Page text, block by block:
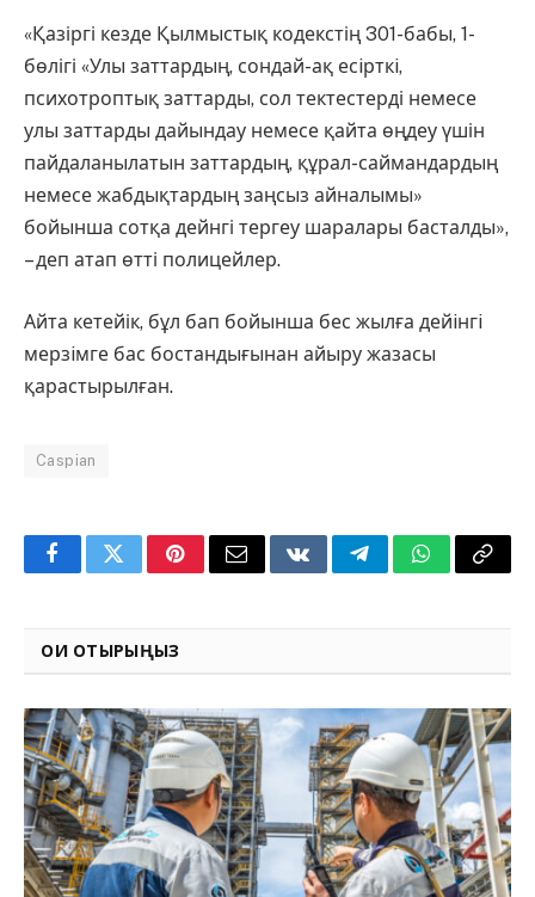
«Қазіргі кезде Қылмыстық кодекстің 301-бабы, 1-
бөлігі «Улы заттардың, сондай-ақ есiрткi,
психотроптық заттарды, сол тектестерді немесе
улы заттарды дайындау немесе қайта өңдеу үшін
пайдаланылатын заттардың, құрал-саймандардың
немесе жабдықтардың заңсыз айналымы»
бойынша сотқа дейнгі тергеу шаралары басталды»,
– деп атап өтті полицейлер.
Айта кетейік, бұл бап бойынша бес жылға дейiнгi
мерзiмге бас бостандығынан айыру жазасы
қарастырылған.
Caspian
FacebookTwitterPinterestEmail VKontakteTelegramWhatsApp
Copy
ОҚИ ОТЫРЫҢЫЗ